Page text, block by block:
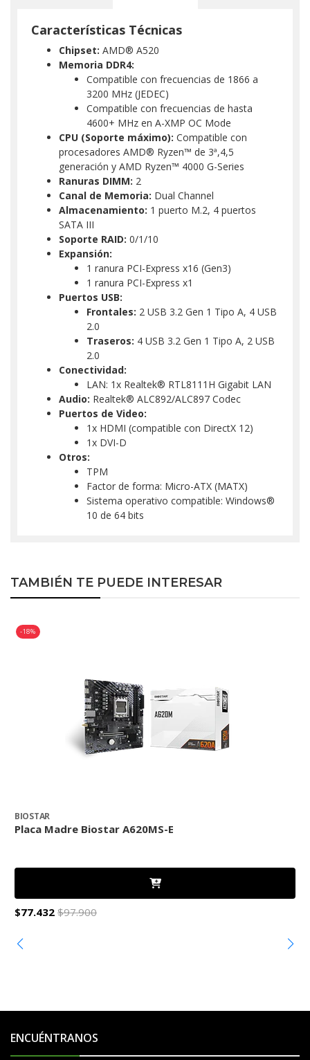
Características Técnicas
Chipset: AMD® A520
Memoria DDR4:
Compatible con frecuencias de 1866 a
3200 MHz (JEDEC)
Compatible con frecuencias de hasta
4600+ MHz en A-XMP OC Mode
CPU (Soporte máximo): Compatible con
procesadores AMD® Ryzen™ de 3ª,4,5
generación y AMD Ryzen™ 4000 G-Series
Ranuras DIMM: 2
Canal de Memoria: Dual Channel
Almacenamiento: 1 puerto M.2, 4 puertos
SATA III
Soporte RAID: 0/1/10
Expansión:
1 ranura PCI-Express x16 (Gen3)
1 ranura PCI-Express x1
Puertos USB:
Frontales: 2 USB 3.2 Gen 1 Tipo A, 4 USB
2.0
Traseros: 4 USB 3.2 Gen 1 Tipo A, 2 USB
2.0
Conectividad:
LAN: 1x Realtek® RTL8111H Gigabit LAN
Audio: Realtek® ALC892/ALC897 Codec
Puertos de Video:
1x HDMI (compatible con DirectX 12)
1x DVI-D
Otros:
TPM
Factor de forma: Micro-ATX (MATX)
Sistema operativo compatible: Windows®
10 de 64 bits
TAMBIÉN TE PUEDE INTERESAR
-18%
BIOSTAR
Placa Madre Biostar A620MS-E
$77.432 $97.900
ENCUÉNTRANOS